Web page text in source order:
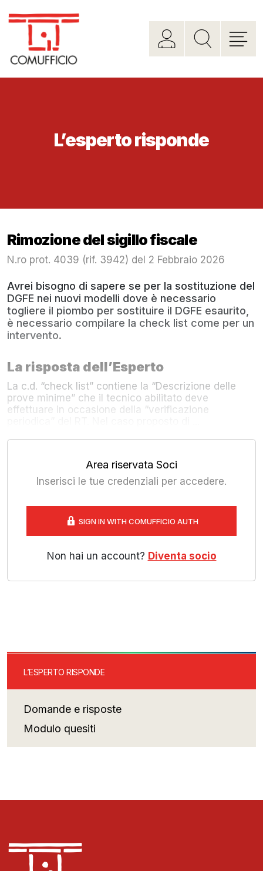
L’esperto risponde
Rimozione del sigillo fiscale
N.ro prot. 4039 (rif. 3942) del 2 Febbraio 2026
Avrei bisogno di sapere se per la sostituzione del
DGFE nei nuovi modelli dove è necessario
togliere il piombo per sostituire il DGFE esaurito,
è necessario compilare la check list come per un
intervento.
La risposta dell’Esperto
La c.d. “check list” contiene la “Descrizione delle
prove minime” che il tecnico abilitato deve
effettuare in occasione della “verificazione
Area riservata Soci
Inserisci le tue credenziali per accedere.
SIGN IN WITH COMUFFICIO AUTH
Non hai un account? Diventa socio
L’ESPERTO RISPONDE
Domande e risposte
Modulo quesiti